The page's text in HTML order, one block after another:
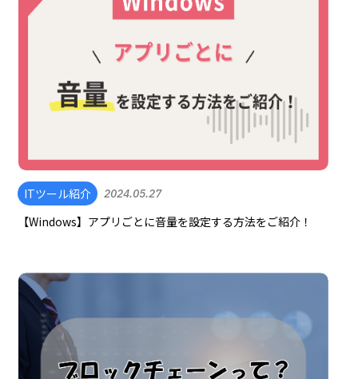
ITツール紹介 2024.05.27
【Windows】アプリごとに音量を設定する方法をご紹介！